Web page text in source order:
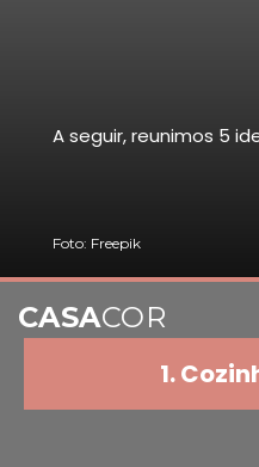
A seguir, reunimos 5
Foto: Freepik
1.
CASACOR